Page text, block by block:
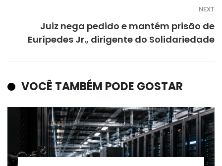
NEXT
Juiz nega pedido e mantém prisão de
Eurípedes Jr., dirigente do Solidariedade
VOCÊ TAMBÉM PODE GOSTAR